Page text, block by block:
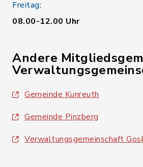
Freitag:
08.00-12.00 Uhr
Andere
Gemeinde Kunreuth
Gemeinde Pinzberg
Verwaltungsgemeinschaft